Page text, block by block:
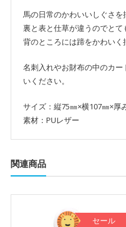
馬の日常のかわいいしぐさを
裏と表と仕草が違うのでとて
背のところには蹄をかわいく
名刺入れやお財布の中のカ
いください。
サイズ：縦75㎜×横107㎜×厚
素材：PUレザー
関連商品
セール